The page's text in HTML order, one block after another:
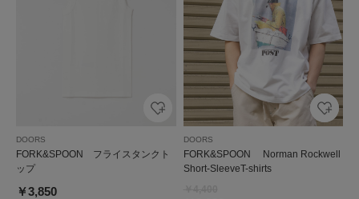
DOORS
FORK&SPOON フライスタンクト
ップ
￥3,850
DOORS
FORK&SPOON Norman Rockwell
Short-SleeveT-shirts